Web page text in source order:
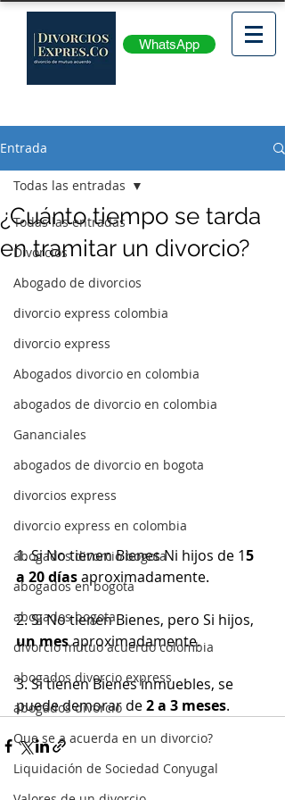
WhatsApp
Entrada
Todas las entradas
Divorcios
Abogado de divorcios
divorcio express colombia
divorcio express
Abogados divorcio en colombia
abogados de divorcio en colombia
Gananciales
abogados de divorcio en bogota
divorcios express
divorcio express en colombia
abogados divorcio bogota
abogados en bogota
abogados bogota
divorcio mutuo acuerdo colombia
abogados divorcio express
abogados divorcio
Que se a acuerda en un divorcio?
Liquidación de Sociedad Conyugal
Todas las entradas
¿Cuánto tiempo se tarda
en tramitar un divorcio?
1. Si No tienen Bienes Ni hijos de 15
a 20 días aproximadamente.
2. Si No tienen Bienes, pero Si hijos,
un mes aproximadamente.
3. Si tienen Bienes inmuebles, se
puede demorar de 2 a 3 meses.